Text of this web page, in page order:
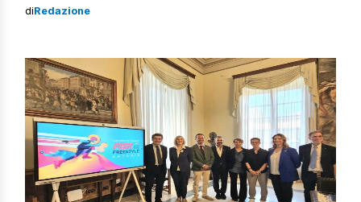
confermato dai tour operator durante l’ultima Bit, la Borsa
diRedazione